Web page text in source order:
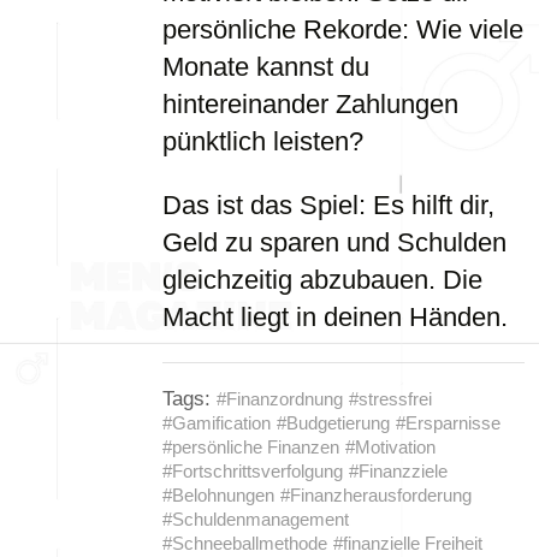
persönliche Rekorde: Wie viele
Monate kannst du
hintereinander Zahlungen
pünktlich leisten?
Das ist das Spiel: Es hilft dir,
Geld zu sparen und Schulden
gleichzeitig abzubauen. Die
Macht liegt in deinen Händen.
Tags: #Finanzordnung #stressfrei
#Gamification #Budgetierung #Ersparnisse
#persönliche Finanzen #Motivation
#Fortschrittsverfolgung #Finanzziele
#Belohnungen #Finanzherausforderung
#Schuldenmanagement
#Schneeballmethode #finanzielle Freiheit